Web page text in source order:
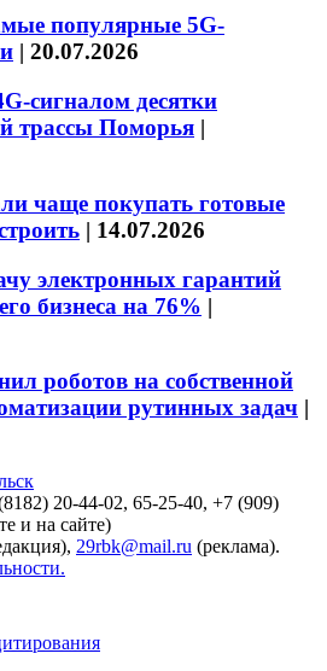
популярные 5G-
| 20.07.2026
сигналом десятки
трассы Поморья |
чаще покупать готовые
| 14.07.2026
электронных гарантий
бизнеса на 76% |
роботов на собственной
рутинных задач |
20-44-02, 65-25-40, +7 (909)
и на сайте)
29rbk@mail.ru (реклама).